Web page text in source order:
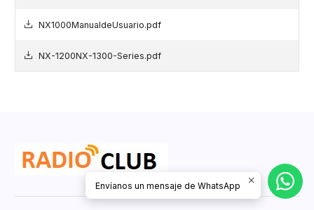
NX1000ManualdeUsuario.pdf
NX-1200NX-1300-Series.pdf
Envíanos un mensaje de WhatsApp